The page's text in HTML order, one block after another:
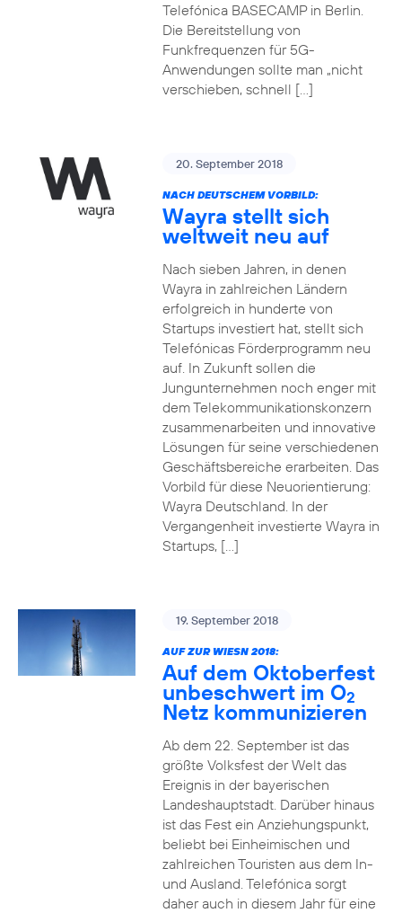
Telefónica BASECAMP in Berlin.
Die Bereitstellung von
Funkfrequenzen für 5G-
Anwendungen sollte man „nicht
verschieben, schnell […]
20. September 2018
NACH DEUTSCHEM VORBILD:
Wayra stellt sich
weltweit neu auf
Nach sieben Jahren, in denen
Wayra in zahlreichen Ländern
erfolgreich in hunderte von
Startups investiert hat, stellt sich
Telefónicas Förderprogramm neu
auf. In Zukunft sollen die
Jungunternehmen noch enger mit
dem Telekommunikationskonzern
zusammenarbeiten und innovative
Lösungen für seine verschiedenen
Geschäftsbereiche erarbeiten. Das
Vorbild für diese Neuorientierung:
Wayra Deutschland. In der
Vergangenheit investierte Wayra in
Startups, […]
19. September 2018
AUF ZUR WIESN 2018:
Auf dem Oktoberfest
unbeschwert im O2
Netz kommunizieren
Ab dem 22. September ist das
größte Volksfest der Welt das
Ereignis in der bayerischen
Landeshauptstadt. Darüber hinaus
ist das Fest ein Anziehungspunkt,
beliebt bei Einheimischen und
zahlreichen Touristen aus dem In-
und Ausland. Telefónica sorgt
daher auch in diesem Jahr für eine